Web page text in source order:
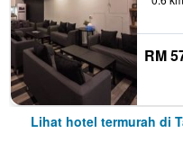
RM
Lihat hotel termurah di